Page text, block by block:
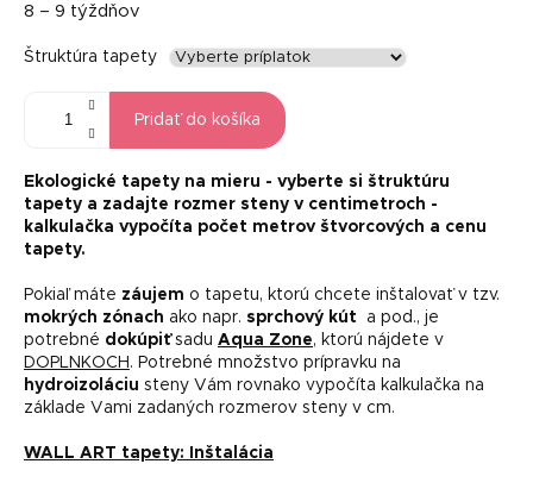
cena:
8 – 9 týždňov
Štruktúra tapety
Pridať do košíka
Ekologické tapety na mieru - vyberte si štruktúru
tapety a zadajte rozmer steny v centimetroch -
kalkulačka vypočíta počet metrov štvorcových a cenu
tapety.
Pokiaľ máte záujem o tapetu, ktorú chcete inštalovať v tzv.
mokrých zónach ako napr. sprchový kút
a pod., je
potrebné dokúpiťsadu Aqua Zone, ktorú nájdete v
DOPLNKOCH . Potrebné množstvo prípravku na
hydroizoláciu steny Vám rovnako vypočíta kalkulačka na
základe Vami zadaných rozmerov steny v cm.
WALL ART tapety: Inštalácia